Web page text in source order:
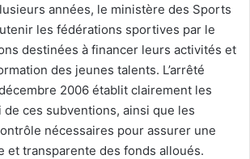
années, le ministère des Sports
les fédérations sportives par le
destinées à financer leurs activités et
des jeunes talents. L’arrêté
2006 établit clairement les
de ces subventions, ainsi que les
nécessaires pour assurer une
et transparente des fonds alloués.